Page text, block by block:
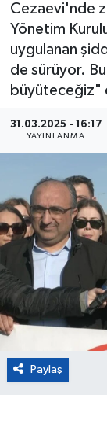
Cezaevi'nde
Yönetim
uygulanan
de sürüyor.
büyüteceğiz"
31.03.2025 - 16:17
YAYINLANMA
Paylaş
Asayiş
Dünya
Magazin
Turizm
Çevre
Kültür ve
Sivil
Tarım
Haber